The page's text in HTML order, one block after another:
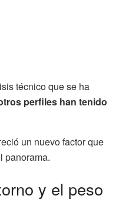
técnico que se ha
perfiles han tenido
un nuevo factor que
panorama.
y el peso